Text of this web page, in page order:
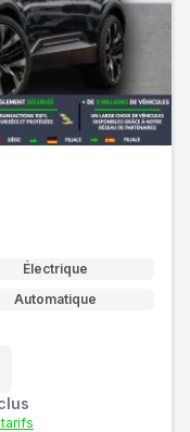
Électrique
Automatique